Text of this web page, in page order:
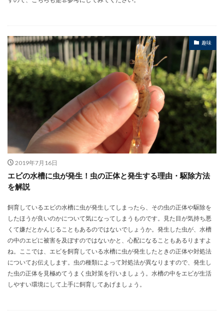
趣味
2019年7月16日
エビの水槽に虫が発生！虫の正体と発生する理由・駆除方法
を解説
飼育しているエビの水槽に虫が発生してしまったら、その虫の正体や駆除を
したほうが良いのかについて気になってしまうものです。見た目が気持ち悪
くて嫌だとかんじることもあるのではないでしょうか。発生した虫が、水槽
の中のエビに被害を及ぼすのではないかと、心配になることもあるりますよ
ね。ここでは、エビを飼育している水槽に虫が発生したときの正体や対処法
についてお伝えします。虫の種類によって対処法が異なりますので、発生し
た虫の正体を見極めてうまく虫対策を行いましょう。水槽の中をエビが生活
しやすい環境にして上手に飼育してあげましょう。